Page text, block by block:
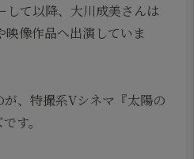
して以降、大川成美さんは
像作品へ出演していま
、特撮系Vシネマ『太陽の
す。